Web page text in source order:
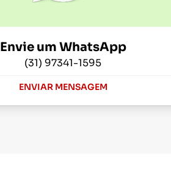
Envie um WhatsApp
(31) 97341-1595
ENVIAR MENSAGEM